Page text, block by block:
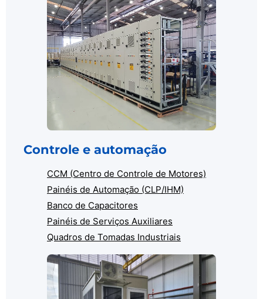
Controle e automação
CCM (Centro de Controle de Motores)
Painéis de Automação (CLP/IHM)
Banco de Capacitores
Painéis de Serviços Auxiliares
Quadros de Tomadas Industriais